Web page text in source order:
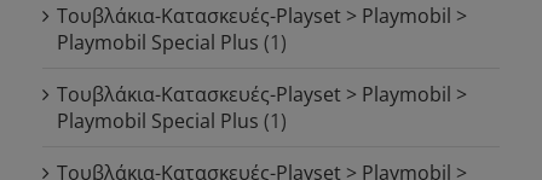
Τουβλάκια-Κατασκευές-Playset > Playmobil >
Playmobil Special Plus (1)
Τουβλάκια-Κατασκευές-Playset > Playmobil >
Playmobil Special Plus (1)
Τουβλάκια-Κατασκευές-Playset > Playmobil >